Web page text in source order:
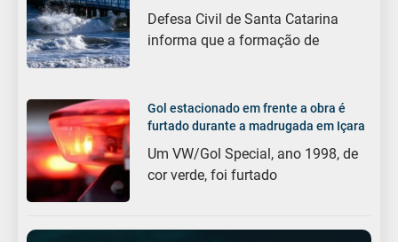
Defesa Civil de Santa Catarina
informa que a formação de
Gol estacionado em frente a obra é
furtado durante a madrugada em Içara
Um VW/Gol Special, ano 1998, de
cor verde, foi furtado